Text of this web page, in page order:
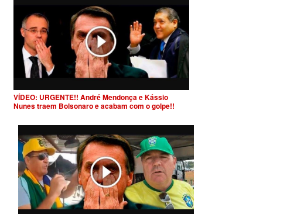
VÍDEO: URGENTE!! André Mendonça e Kássio
Nunes traem Bolsonaro e acabam com o golpe!!